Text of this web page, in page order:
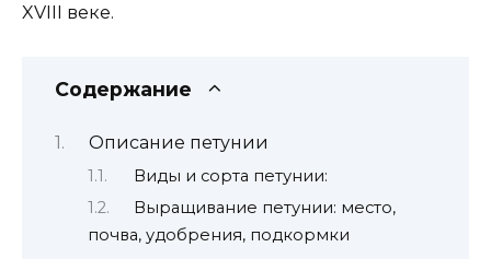
XVIII веке.
Содержание
Описание петунии
Виды и сорта петунии:
Выращивание петунии: место,
почва, удобрения, подкормки